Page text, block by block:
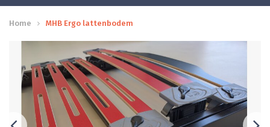
Home MHB Ergo lattenbodem